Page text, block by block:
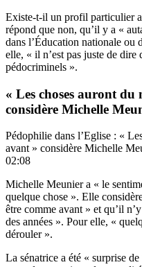
Existe-t-il un profil particulier
répond que non, qu’il y a «
dans l’Éducation nationale ou
elle, « il n’est pas juste de
pédocriminels ».
« Les choses auront du
considère Michelle
Pédophilie dans l’Eglise : «
avant » considère Michelle
02:08
Michelle Meunier a « le
quelque chose ». Elle
être comme avant » et qu’il
des années ». Pour elle, «
dérouler ».
La sénatrice a été « surprise